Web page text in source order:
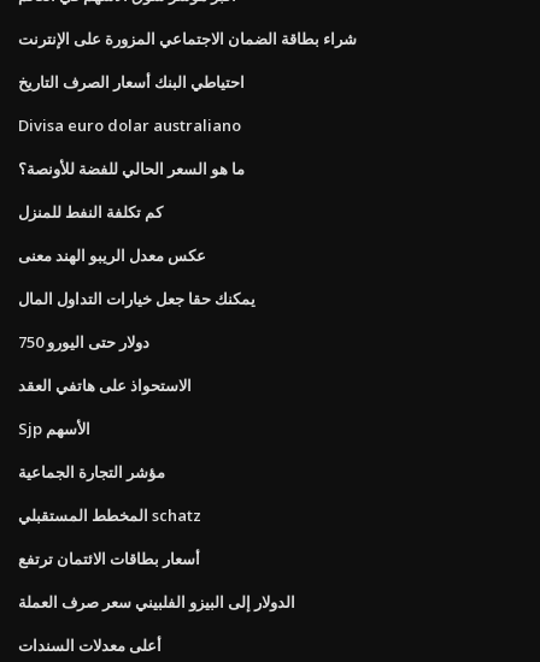
شراء بطاقة الضمان الاجتماعي المزورة على الإنترنت
احتياطي البنك أسعار الصرف التاريخ
Divisa euro dolar australiano
ما هو السعر الحالي للفضة للأونصة؟
كم تكلفة النفط للمنزل
عكس معدل الريبو الهند معنى
يمكنك حقا جعل خيارات التداول المال
750 دولار حتى اليورو
الاستحواذ على هاتفي العقد
Sjp الأسهم
مؤشر التجارة الجماعية
المخطط المستقبلي schatz
أسعار بطاقات الائتمان ترتفع
الدولار إلى البيزو الفلبيني سعر صرف العملة
أعلى معدلات السندات